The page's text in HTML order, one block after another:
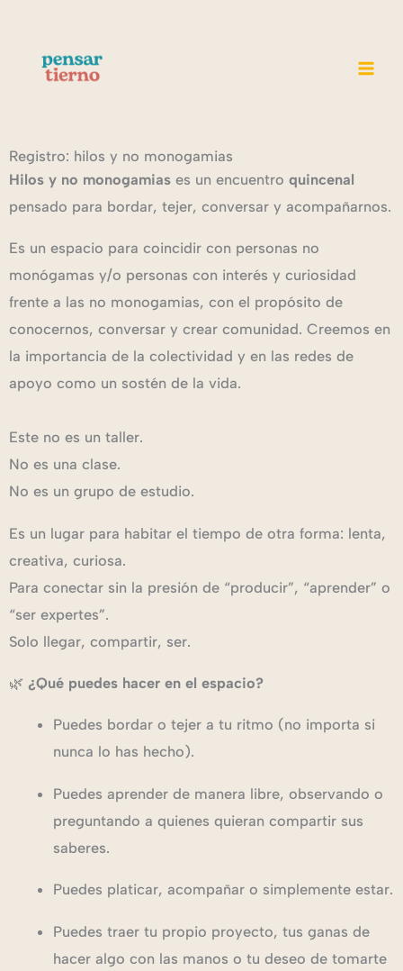
contenido
Registro: hilos y no monogamias
Hilos y no monogamias es un encuentro quincenal
pensado para bordar, tejer, conversar y acompañarnos.
Es un espacio para coincidir con personas no
monógamas y/o personas con interés y curiosidad
frente a las no monogamias, con el propósito de
conocernos, conversar y crear comunidad. Creemos en
la importancia de la colectividad y en las redes de
apoyo como un sostén de la vida.
Este no es un taller.
No es una clase.
No es un grupo de estudio.
Es un lugar para habitar el tiempo de otra forma: lenta,
creativa, curiosa.
Para conectar sin la presión de “producir”, “aprender” o
“ser expertes”.
Solo llegar, compartir, ser.
🌿 ¿Qué puedes hacer en el espacio?
Puedes bordar o tejer a tu ritmo (no importa si
nunca lo has hecho).
Puedes aprender de manera libre, observando o
preguntando a quienes quieran compartir sus
saberes.
Puedes platicar, acompañar o simplemente estar.
Puedes traer tu propio proyecto, tus ganas de
hacer algo con las manos o tu deseo de tomarte